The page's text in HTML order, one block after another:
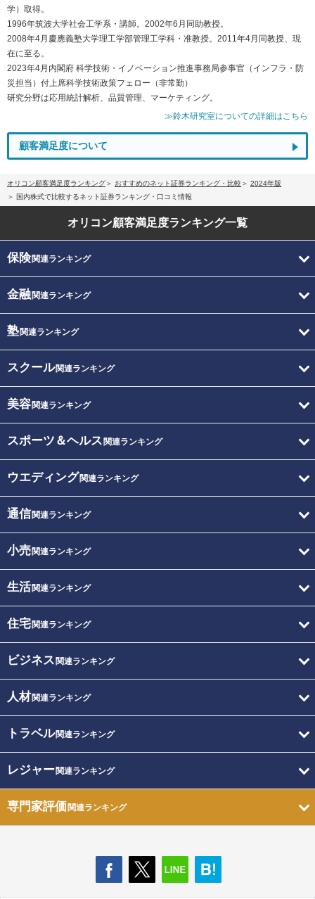
学）取得。
1996年筑波大学社会工学系・講師。2002年6月同助教授。
2008年4月慶應義塾大学理工学部管理工学科・准教授。2011年4月同教授、現
在に至る。
2023年4月内閣府 科学技術・イノベーション推進事務局参事官（インフラ・防
災担当）付上席科学技術政策フェロー（非常勤）
研究分野は応用統計解析、品質管理、マーケティング。
≫鈴木研究室についての詳細はこちら
顧客満足度について
オリコン顧客満足度ランキング おすすめのネット証券ランキング・比較
2024年版
国内株式で比較するネット証券ランキング・口コミ情報
オリコン顧客満足度ランキング一覧
保険関連ランキング
金融関連ランキング
塾関連ランキング
スクール関連ランキング
美容関連ランキング
スポーツ＆ヘルス 関連ランキング
ウエディング関連ランキング
通信関連ランキング
小売関連ランキング
生活関連ランキング
住宅関連ランキング
ビジネス 関連ランキング
人材関連ランキング
トラベル関連ランキング
レジャー関連ランキング
専門家評価関連ランキング